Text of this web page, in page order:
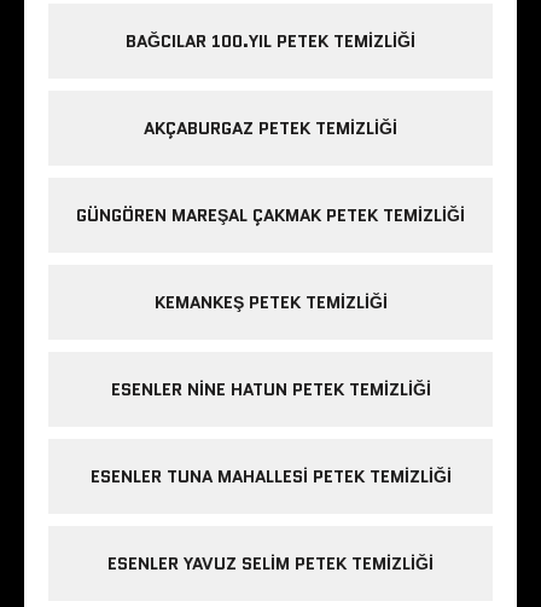
BAĞCILAR 100.YIL PETEK TEMIZLIĞI
AKÇABURGAZ PETEK TEMIZLIĞI
GÜNGÖREN MAREŞAL ÇAKMAK PETEK TEMIZLIĞI
KEMANKEŞ PETEK TEMIZLIĞI
ESENLER NINE HATUN PETEK TEMIZLIĞI
ESENLER TUNA MAHALLESI PETEK TEMIZLIĞI
ESENLER YAVUZ SELIM PETEK TEMIZLIĞI